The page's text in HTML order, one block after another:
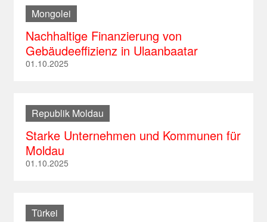
Mongolei
Nachhaltige Finanzierung von
Gebäudeeffizienz in Ulaanbaatar
01.10.2025
Republik Moldau
Starke Unternehmen und Kommunen für
Moldau
01.10.2025
Türkei